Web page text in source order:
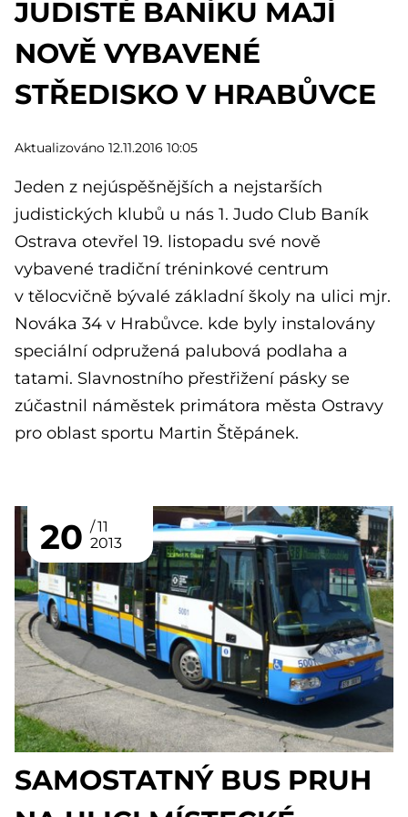
JUDISTÉ BANÍKU MAJÍ
NOVĚ VYBAVENÉ
STŘEDISKO V HRABŮVCE
Aktualizováno 12.11.2016 10:05
Jeden z nejúspěšnějších a nejstarších
judistických klubů u nás 1. Judo Club Baník
Ostrava otevřel 19. listopadu své nově
vybavené tradiční tréninkové centrum
v tělocvičně bývalé základní školy na ulici mjr.
Nováka 34 v Hrabůvce. kde byly instalovány
speciální odpružená palubová podlaha a
tatami. Slavnostního přestřižení pásky se
zúčastnil náměstek primátora města Ostravy
pro oblast sportu Martin Štěpánek.
20
11
2013
SAMOSTATNÝ BUS PRUH